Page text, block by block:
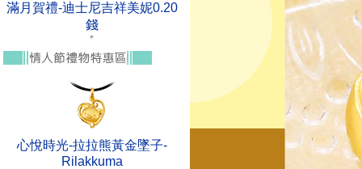
滿月賀禮-迪士尼吉祥美妮0.20
錢
心悅時光-拉拉熊黃金墜子-
Rilakkuma